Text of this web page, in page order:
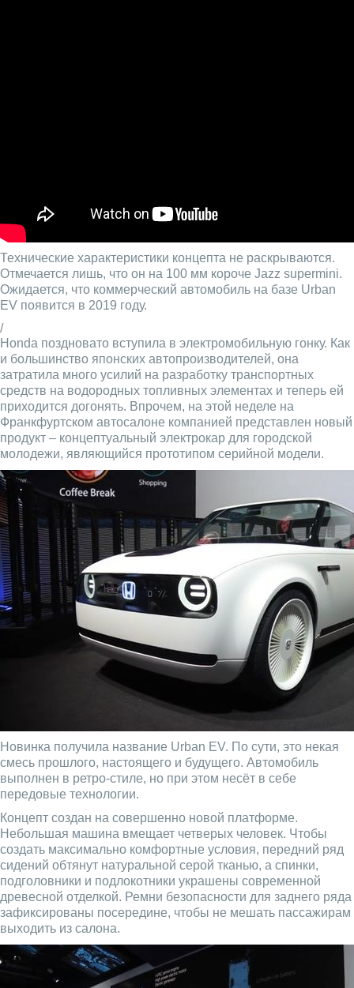
Технические характеристики концепта не раскрываются.
Отмечается лишь, что он на 100 мм короче Jazz supermini.
Ожидается, что коммерческий автомобиль на базе Urban
EV появится в 2019 году.
/
Honda поздновато вступила в электромобильную гонку. Как
и большинство японских автопроизводителей, она
затратила много усилий на разработку транспортных
средств на водородных топливных элементах и теперь ей
приходится догонять. Впрочем, на этой неделе на
Франкфуртском автосалоне компанией представлен новый
продукт – концептуальный электрокар для городской
молодежи, являющийся прототипом серийной модели.
Новинка получила название Urban EV. По сути, это некая
смесь прошлого, настоящего и будущего. Автомобиль
выполнен в ретро-стиле, но при этом несёт в себе
передовые технологии.
Концепт создан на совершенно новой платформе.
Небольшая машина вмещает четверых человек. Чтобы
создать максимально комфортные условия, передний ряд
сидений обтянут натуральной серой тканью, а спинки,
подголовники и подлокотники украшены современной
древесной отделкой. Ремни безопасности для заднего ряда
зафиксированы посередине, чтобы не мешать пассажирам
выходить из салона.